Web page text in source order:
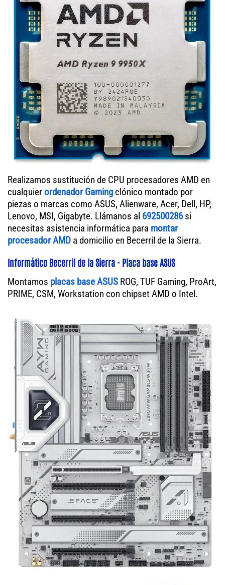
Realizamos sustitución de CPU procesadores AMD en
cualquierordenador Gaming clónico montado por
piezas o marcas como ASUS, Alienware, Acer, Dell, HP,
Lenovo, MSI, Gigabyte. Llámanos al 692500286si
necesitas asistencia informática para montar
procesador AMD a domicilio en Becerril de la Sierra.
Informático Becerril de la Sierra - Placa base ASUS
Montamos placas base ASUS ROG, TUF Gaming, ProArt,
PRIME, CSM, Workstation con chipset AMD o Intel.